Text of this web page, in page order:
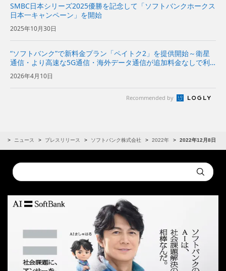
SMBC日本シリーズ2025優勝を記念して「ソフトバンクホークス
日本一キャンペーン」を開始
2025年10月30日
“ソフトバンク”で新料金プラン「ペイトク2」を提供開始～衛星
通信・より高速な5G通信・海外データ通信が追加料金なしで利
用でき、経済圏特典の拡充でPayPayポイント付与率が従来プラ
ンの2倍に～
2026年4月10日
Recommended by
ニュース プレスリリース ソフトバンク株式会社 2022年 2022年12月8日
Conduct
a
Submit